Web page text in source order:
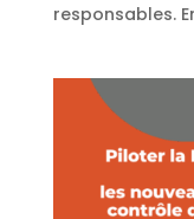
responsables.